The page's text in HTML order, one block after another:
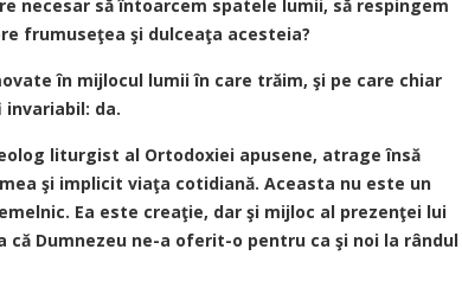
necesar să întoarcem spatele lumii, să respingem
frumuseţea şi dulceaţa acesteia?
în mijlocul lumii în care trăim, şi pe care chiar
da.
liturgist al Ortodoxiei apusene, atrage însă
şi implicit viaţa cotidiană. Aceasta nu este un
Ea este creaţie, dar şi mijloc al prezenţei lui
că Dumnezeu ne-a oferit-o pentru ca şi noi la rândul